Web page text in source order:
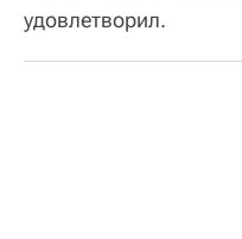
удовлетворил.